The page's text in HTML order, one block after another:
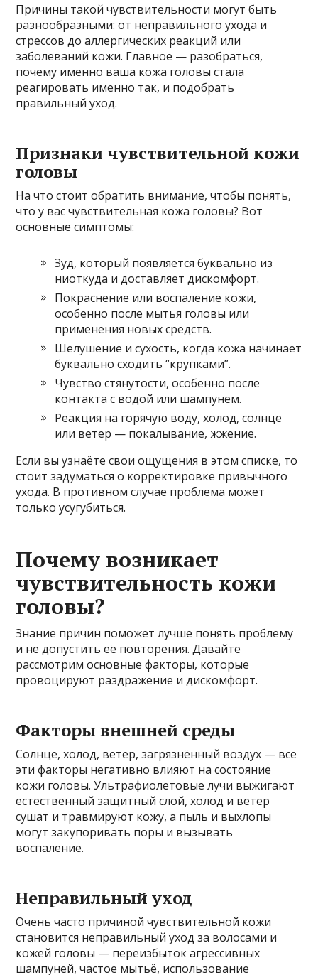
Причины такой чувствительности могут быть
разнообразными: от неправильного ухода и
стрессов до аллергических реакций или
заболеваний кожи. Главное — разобраться,
почему именно ваша кожа головы стала
реагировать именно так, и подобрать
правильный уход.
Признаки чувствительной кожи
головы
На что стоит обратить внимание, чтобы понять,
что у вас чувствительная кожа головы? Вот
основные симптомы:
Зуд, который появляется буквально из
ниоткуда и доставляет дискомфорт.
Покраснение или воспаление кожи,
особенно после мытья головы или
применения новых средств.
Шелушение и сухость, когда кожа начинает
буквально сходить “крупками”.
Чувство стянутости, особенно после
контакта с водой или шампунем.
Реакция на горячую воду, холод, солнце
или ветер — покалывание, жжение.
Если вы узнаёте свои ощущения в этом списке, то
стоит задуматься о корректировке привычного
ухода. В противном случае проблема может
только усугубиться.
Почему возникает
чувствительность кожи
головы?
Знание причин поможет лучше понять проблему
и не допустить её повторения. Давайте
рассмотрим основные факторы, которые
провоцируют раздражение и дискомфорт.
Факторы внешней среды
Солнце, холод, ветер, загрязнённый воздух — все
эти факторы негативно влияют на состояние
кожи головы. Ультрафиолетовые лучи выжигают
естественный защитный слой, холод и ветер
сушат и травмируют кожу, а пыль и выхлопы
могут закупоривать поры и вызывать
воспаление.
Неправильный уход
Очень часто причиной чувствительной кожи
становится неправильный уход за волосами и
кожей головы — переизбыток агрессивных
шампуней, частое мытьё, использование